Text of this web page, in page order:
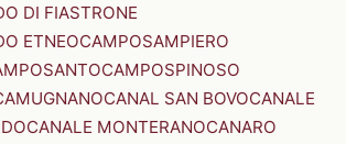
DI FIASTRONE
ETNEOCAMPOSAMPIERO
CAMPOSPINOSO
CANAL SAN BOVOCANALE
CANALE MONTERANOCANARO